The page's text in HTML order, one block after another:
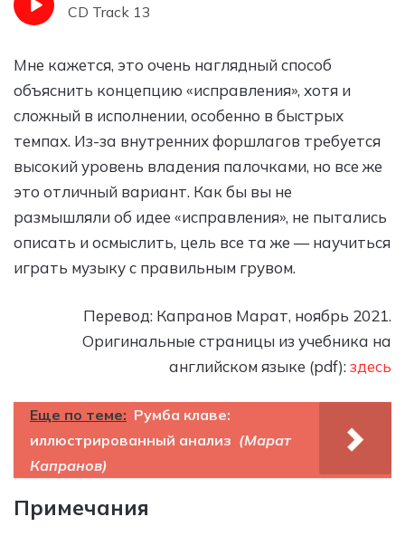
CD Track 13
Мне кажется, это очень наглядный способ
объяснить концепцию «исправления», хотя и
сложный в исполнении, особенно в быстрых
темпах. Из-за внутренних форшлагов требуется
высокий уровень владения палочками, но все же
это отличный вариант. Как бы вы не
размышляли об идее «исправления», не пытались
описать и осмыслить, цель все та же — научиться
играть музыку с правильным грувом.
Перевод: Капранов Марат, ноябрь 2021.
Оригинальные страницы из учебника на
английском языке (pdf):здесь
Еще по теме: Румба клаве:
иллюстрированный анализ (Марат
Капранов)
Примечания